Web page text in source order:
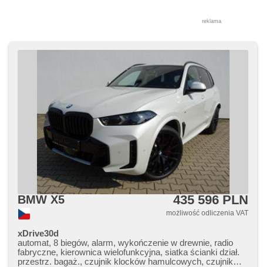
reklama
BMW X5 435 596 PLN
możliwość odliczenia VAT
xDrive30d
automat, 8 biegów, alarm, wykończenie w drewnie, radio
fabryczne, kierownica wielofunkcyjna, siatka ścianki dział.
przestrz. bagaż., czujnik klocków hamulcowych, czujnik